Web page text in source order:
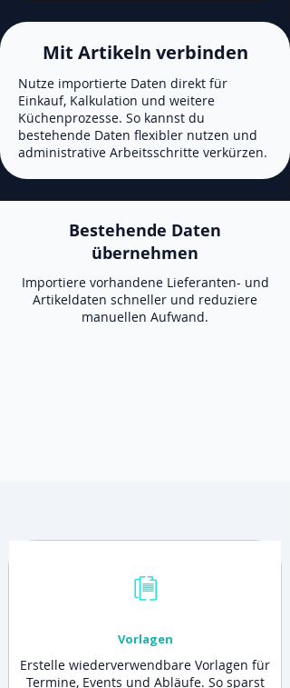
Mit Artikeln verbinden
Nutze importierte Daten direkt für
Einkauf, Kalkulation und weitere
Küchenprozesse. So kannst du
bestehende Daten flexibler nutzen und
administrative Arbeitsschritte verkürzen.
Bestehende Daten
übernehmen
Importiere vorhandene Lieferanten- und
Artikeldaten schneller und reduziere
manuellen Aufwand.
Vorlagen
Erstelle wiederverwendbare Vorlagen für
Termine, Events und Abläufe. So sparst